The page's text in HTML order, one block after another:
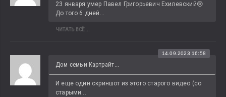
23 января умер Павел Григорьевич Ехилевский😢
До того 6 дней...
ЧИТАТЬ ВСЁ...
Дом семьи Картрайт...
14.09.2023 16:58
И еще один скриншот из этого старого видео (со
старыми...